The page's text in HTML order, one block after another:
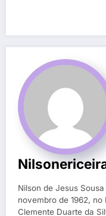
Nilson de Jesus
novembro de 1962,
Clemente Duarte da